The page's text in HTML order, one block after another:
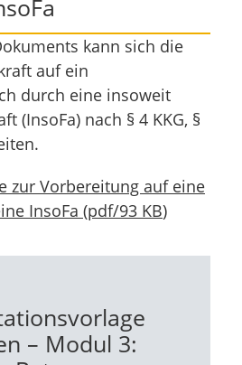
kann sich die
auf ein
durch eine insoweit
(InsoFa) nach § 4 KKG, §
zur Vorbereitung auf eine
InsoFa (pdf/93 KB)
– Modul 3: